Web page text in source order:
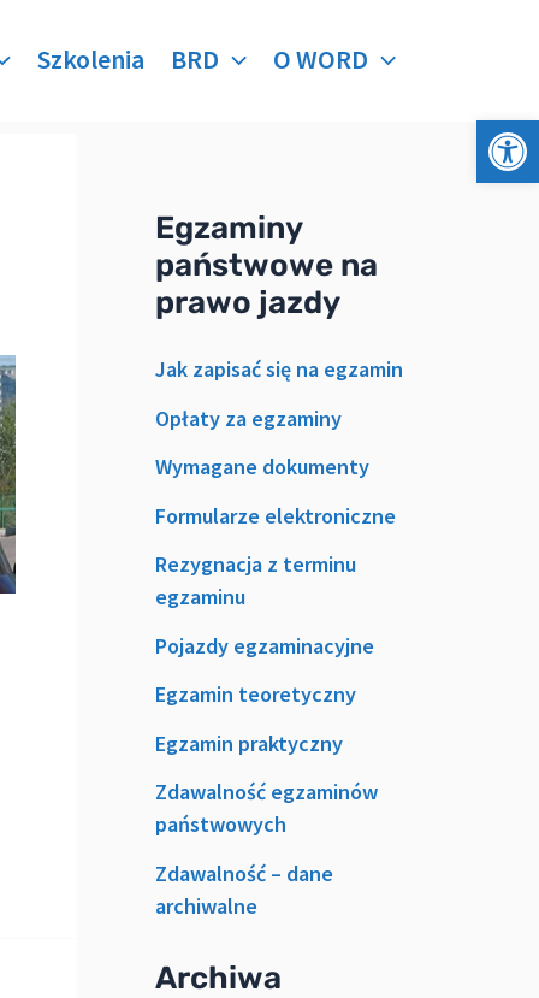
Szkolenia BRD O WORD
Egzaminy
państwowe na
prawo jazdy
Jak zapisać się na egzamin
Opłaty za egzaminy
Wymagane dokumenty
Formularze elektroniczne
Rezygnacja z terminu
egzaminu
Pojazdy egzaminacyjne
Egzamin teoretyczny
Egzamin praktyczny
Zdawalność egzaminów
państwowych
Zdawalność – dane
archiwalne
Archiwa